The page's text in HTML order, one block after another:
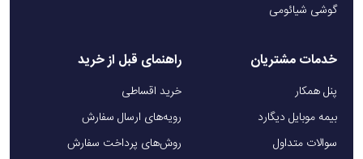
گوشی شیائومی
خدمات مشتریان
پنل همکار
بیمه موبایل دیگارد
سوالات متداول
راهنمای قبل از خرید
خرید اقساطی
رویه‌های ارسال سفارش
روش‌های پرداخت سفارش